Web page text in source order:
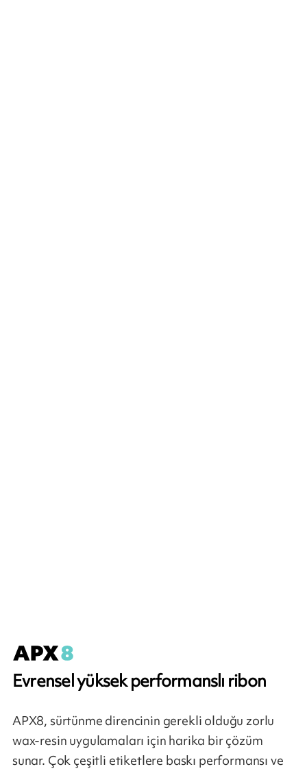
Evrensel yüksek performanslı ribon
APX8, sürtünme direncinin gerekli olduğu zorlu
wax-resin uygulamaları için harika bir çözüm
sunar. Çok çeşitli etiketlere baskı performansı ve